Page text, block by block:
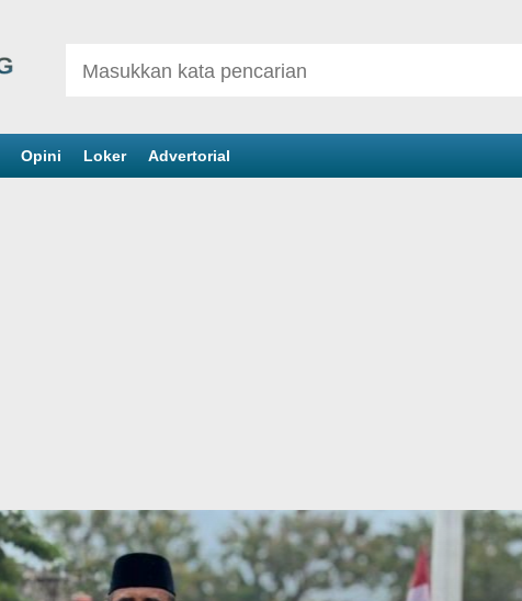
Opini Loker Advertorial